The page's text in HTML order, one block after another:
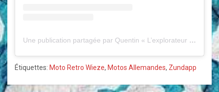
Une publication partagée par Quentin « L’explorateur à moto » (@lexplorateuramoto)
Étiquettes: Moto Retro Wieze, Motos Allemandes, Zundapp